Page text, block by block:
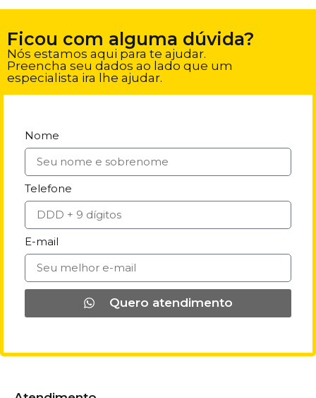
Ficou com alguma dúvida?
Nós estamos aqui para te ajudar.
Preencha seu dados ao lado que um
especialista ira lhe ajudar.
Nome
Telefone
E-mail
Quero atendimento